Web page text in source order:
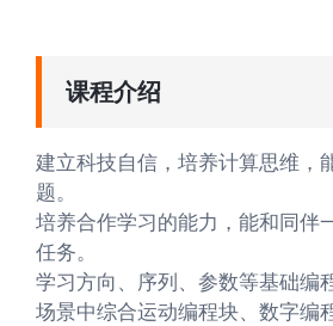
课程介绍
建立科技自信，培养计算思维，
题。
培养合作学习的能力，能和同伴
任务。
学习方向、序列、参数等基础编
场景中综合运动编程块、数字编